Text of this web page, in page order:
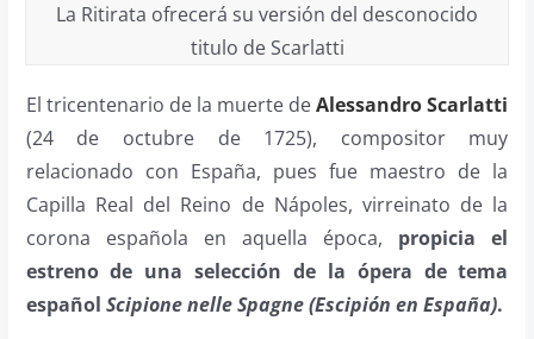
La Ritirata ofrecerá su versión del desconocido
titulo de Scarlatti
El tricentenario de la muerte deAlessandro Scarlatti
(24 de octubre de 1725), compositor muy
relacionado con España, pues fue maestro de la
Capilla Real del Reino de Nápoles, virreinato de la
corona española en aquella época, propicia el
estreno de una selección de la ópera de tema
español Scipione nelle Spagne (Escipión en España).